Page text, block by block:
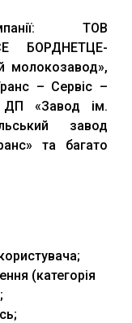
ТОВ
БОРДНЕТЦЕ-
молокозавод»,
– Сервіс –
ДП «Завод ім.
завод
та багато
(категорія